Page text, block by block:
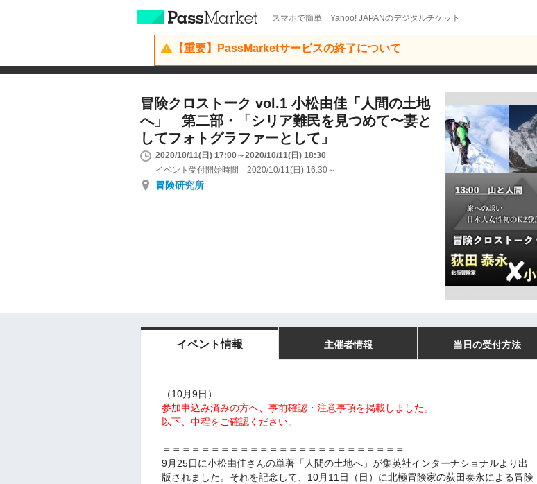
スマホで簡単 Yahoo! JAPANのデジタルチケット
【重要】PassMarketサービスの終了について
冒険クロストーク vol.1 小松由佳「人間の土地
へ」 第二部・「シリア難民を見つめて〜妻と
してフォトグラファーとして」
2020/10/11(日) 17:00～2020/10/11(日) 18:30
イベント受付開始時間 2020/10/11(日) 16:30～
冒険研究所
イベント情報 主催者情報 当日の受付方法
（10月9日）
参加申込み済みの方へ、 事前確認・注意事項を掲載しました。
以下、中程をご確認ください。
＝＝＝＝＝＝＝＝＝＝＝＝＝＝＝＝＝＝＝＝＝＝＝＝＝
9月25日に小松由佳さんの単著「人間の土地へ」が集英社インターナショナルより出
版されました。 それを記念して、10月11日（日）に北極冒険家の荻田泰永による冒険